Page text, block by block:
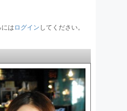
はログインしてください。